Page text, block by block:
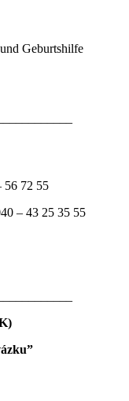
Geburtshilfe
56 72 55
– 43 25 35 55